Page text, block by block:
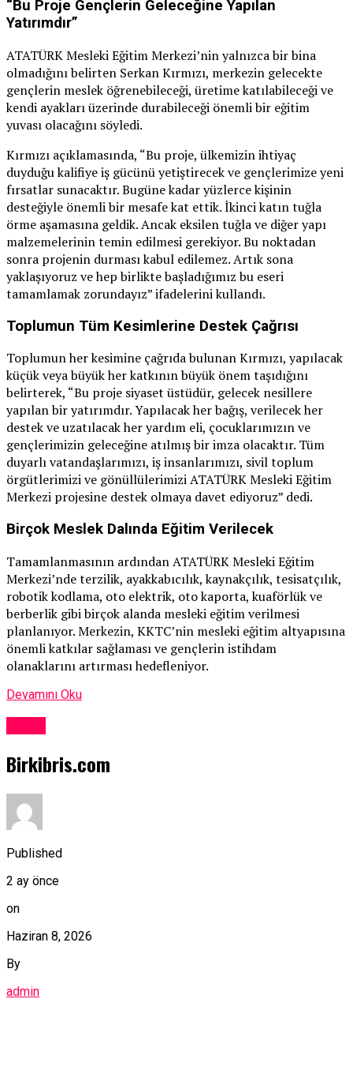
“Bu Proje Gençlerin Geleceğine Yapılan
Yatırımdır”
ATATÜRK Mesleki Eğitim Merkezi’nin yalnızca bir bina
olmadığını belirten Serkan Kırmızı, merkezin gelecekte
gençlerin meslek öğrenebileceği, üretime katılabileceği ve
kendi ayakları üzerinde durabileceği önemli bir eğitim
yuvası olacağını söyledi.
Kırmızı açıklamasında, “Bu proje, ülkemizin ihtiyaç
duyduğu kalifiye iş gücünü yetiştirecek ve gençlerimize yeni
fırsatlar sunacaktır. Bugüne kadar yüzlerce kişinin
desteğiyle önemli bir mesafe kat ettik. İkinci katın tuğla
örme aşamasına geldik. Ancak eksilen tuğla ve diğer yapı
malzemelerinin temin edilmesi gerekiyor. Bu noktadan
sonra projenin durması kabul edilemez. Artık sona
yaklaşıyoruz ve hep birlikte başladığımız bu eseri
tamamlamak zorundayız” ifadelerini kullandı.
Toplumun Tüm Kesimlerine Destek Çağrısı
Toplumun her kesimine çağrıda bulunan Kırmızı, yapılacak
küçük veya büyük her katkının büyük önem taşıdığını
belirterek, “Bu proje siyaset üstüdür, gelecek nesillere
yapılan bir yatırımdır. Yapılacak her bağış, verilecek her
destek ve uzatılacak her yardım eli, çocuklarımızın ve
gençlerimizin geleceğine atılmış bir imza olacaktır. Tüm
duyarlı vatandaşlarımızı, iş insanlarımızı, sivil toplum
örgütlerimizi ve gönüllülerimizi ATATÜRK Mesleki Eğitim
Merkezi projesine destek olmaya davet ediyoruz” dedi.
Birçok Meslek Dalında Eğitim Verilecek
Tamamlanmasının ardından ATATÜRK Mesleki Eğitim
Merkezi’nde terzilik, ayakkabıcılık, kaynakçılık, tesisatçılık,
robotik kodlama, oto elektrik, oto kaporta, kuaförlük ve
berberlik gibi birçok alanda mesleki eğitim verilmesi
planlanıyor. Merkezin, KKTC’nin mesleki eğitim altyapısına
önemli katkılar sağlaması ve gençlerin istihdam
olanaklarını artırması hedefleniyor.
Devamını Oku
Birkibris.com
Published
2 ay önce
on
Haziran 8, 2026
By
admin